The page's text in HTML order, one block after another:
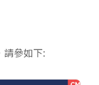
請參如下: